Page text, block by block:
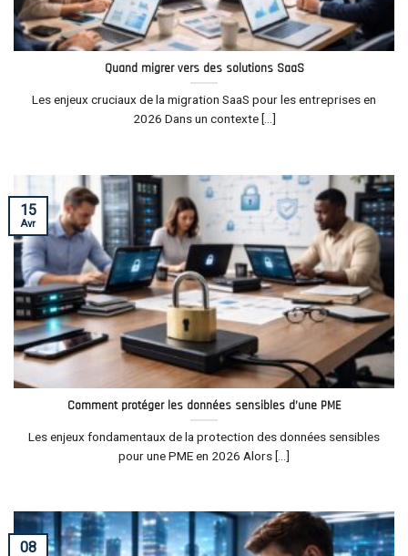
Quand migrer vers des solutions SaaS
Les enjeux cruciaux de la migration SaaS pour les entreprises en
2026 Dans un contexte [...]
Comment protéger les données sensibles d’une PME
Les enjeux fondamentaux de la protection des données sensibles
pour une PME en 2026 Alors [...]
15
Avr
08